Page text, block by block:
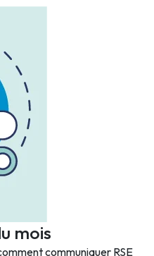
mois
communiquer RSE